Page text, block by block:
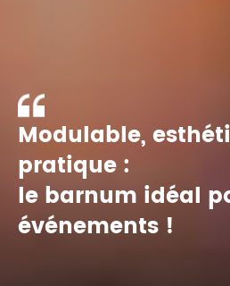
Modulable,
pratique :
le barnum idéal
événements !